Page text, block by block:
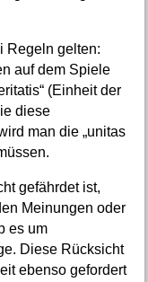
Regeln gelten:
auf dem Spiele
(Einheit der
diese
man die „unitas
gefährdet ist,
Meinungen oder
es um
Diese Rücksicht
ebenso gefordert